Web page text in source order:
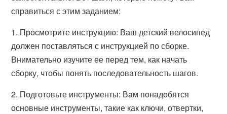
справиться с этим заданием:
1. Просмотрите инструкцию: Ваш детский велосипед
должен поставляться с инструкцией по сборке.
Внимательно изучите ее перед тем, как начать
сборку, чтобы понять последовательность шагов.
2. Подготовьте инструменты: Вам понадобятся
основные инструменты, такие как ключи, отвертки,